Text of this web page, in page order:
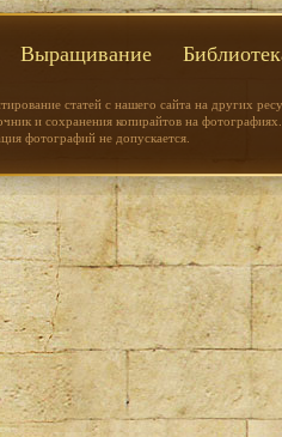
Выращивание
статей с нашего сайта на других
и сохранения копирайтов на
фотографий не допускается.